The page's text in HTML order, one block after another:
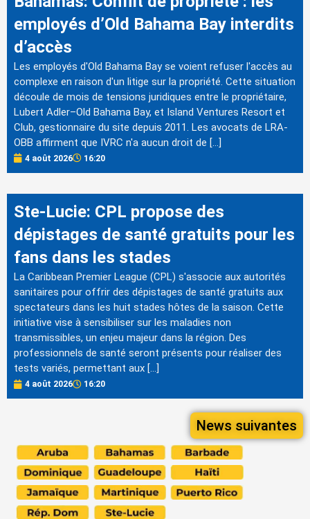
employés d’Old Bahama Bay interdits
d’accès
Les employés d'Old Bahama Bay se voient refuser l'accès au
complexe en raison d'un litige sur la propriété. Cette situation
découle de mois de tensions juridiques entre le propriétaire,
Lubert Adler–Old Bahama Bay, et Island Ventures Resort et
Club, gestionnaire du site depuis 2011. Les avocats de LRA-
OBB affirment que IVRC n'a aucun droit de […]
4 août 2026 16:20
Ste-Lucie: CPL propose des
dépistages de santé gratuits pour les
fans dans les stades
La Caribbean Premier League (CPL) s'associe aux autorités
sanitaires pour offrir des dépistages de santé gratuits aux
spectateurs dans les huit stades hôtes de la saison. Cette
initiative vise à sensibiliser sur les maladies non
transmissibles, un enjeu majeur dans la région. Des
professionnels de santé seront présents pour réaliser des
tests variés, permettant aux […]
4 août 2026 16:20
News suivantes